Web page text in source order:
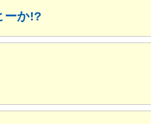
ーか!?